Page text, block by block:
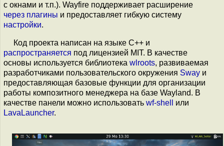
с окнами и т.п.). Wayfire поддерживает расширение
через плагины и предоставляет гибкую систему
настройки.
Код проекта написан на языке C++ и
распространяется под лицензией MIT. В качестве
основы используется библиотека wlroots, развиваемая
разработчиками пользовательского окружения Sway и
предоставляющая базовые функции для организации
работы композитного менеджера на базе Wayland. В
качестве панели можно использовать wf-shell
или
LavaLauncher.